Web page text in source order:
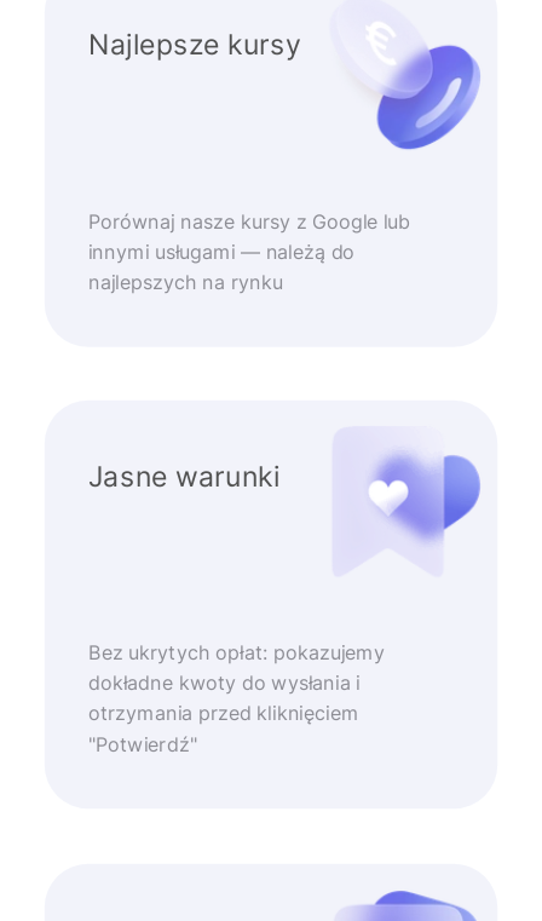
Najlepsze kursy
Porównaj nasze kursy z Google lub
innymi usługami — należą do
najlepszych na rynku
Jasne warunki
Bez ukrytych opłat: pokazujemy
dokładne kwoty do wysłania i
otrzymania przed kliknięciem
"Potwierdź"